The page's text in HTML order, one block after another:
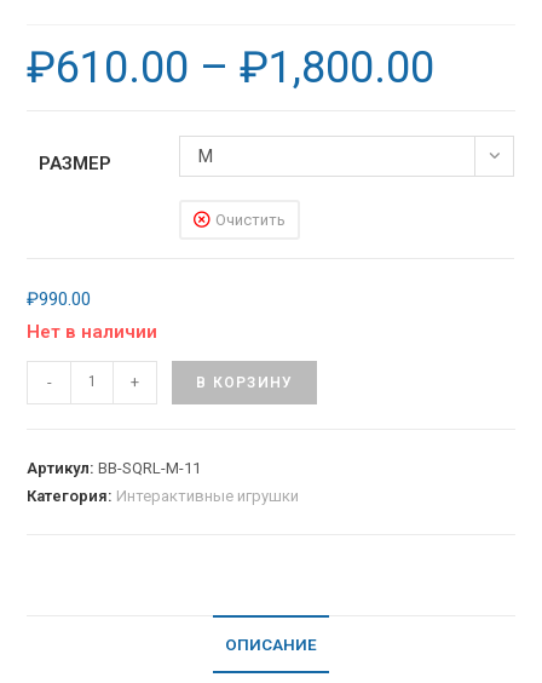
₽610.00 –₽1,800.00
РАЗМЕР M
Очистить
₽990.00
Нет в наличии
- + В КОРЗИНУ
Артикул:BB-SQRL-M-11
Категория: Интерактивные игрушки
ОПИСАНИЕ